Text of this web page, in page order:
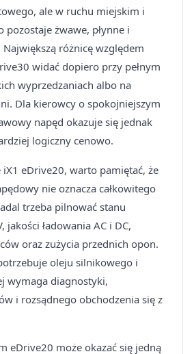
ale w ruchu miejskim i
żwawe, płynne i
różnicę względem
widać dopiero przy pełnym
wyprzedzaniach albo na
Dla kierowcy o spokojniejszym
napęd okazuje się jednak
logiczny cenowo.
iX1 eDrive20, warto pamiętać, że
nie oznacza całkowitego
trzeba pilnować stanu
jakości ładowania AC i DC,
oraz zużycia przednich opon.
oleju silnikowego i
wymaga diagnostyki,
i rozsądnego obchodzenia się z
eDrive20 może okazać się jedną